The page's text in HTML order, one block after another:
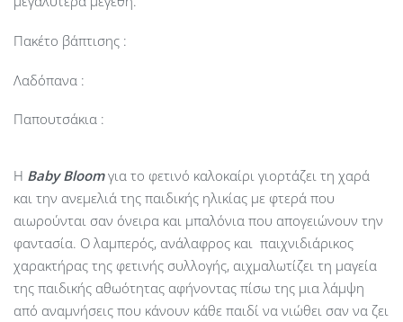
Πακέτο βάπτισης :
Λαδόπανα :
Παπουτσάκια :
Η Baby Bloom για το φετινό καλοκαίρι γιορτάζει τη χαρά
και την ανεμελιά της παιδικής ηλικίας με φτερά που
αιωρούνται σαν όνειρα και μπαλόνια που απογειώνουν την
φαντασία. Ο λαμπερός, ανάλαφρος και παιχνιδιάρικος
χαρακτήρας της φετινής συλλογής, αιχμαλωτίζει τη μαγεία
της παιδικής αθωότητας αφήνοντας πίσω της μια λάμψη
από αναμνήσεις που κάνουν κάθε παιδί να νιώθει σαν να ζει